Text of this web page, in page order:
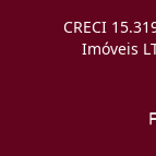
CRECI
Imóveis